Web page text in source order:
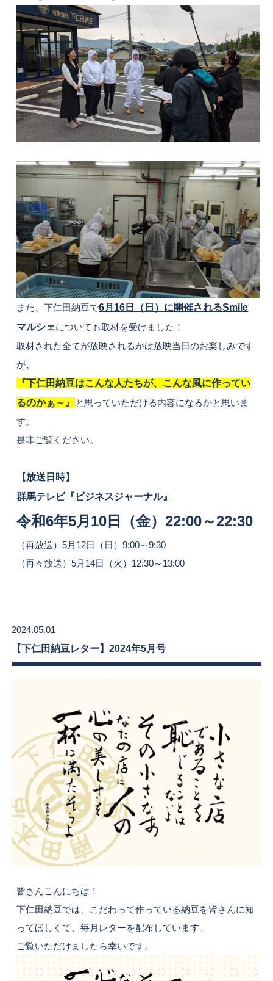
また、下仁田納豆で6月16日（日）に開催されるSmile
マルシェについても取材を受けました！
取材された全てが放映されるかは放映当日のお楽しみです
が、
『下仁田納豆はこんな人たちが、こんな風に作ってい
るのかぁ～』 と思っていただける内容になるかと思いま
す。
是非ご覧ください。
【放送日時】
群馬テレビ『ビジネスジャーナル』
令和6年5月10日（金）22:00～22:30
（再放送）5月12日（日）9:00～9:30
（再々放送）5月14日（火）12:30～13:00
2024.05.01
【下仁田納豆レター】2024年5月号
皆さんこんにちは！
下仁田納豆では、こだわって作っている納豆を皆さんに知
ってほしくて、毎月レターを配布しています。
ご覧いただけましたら幸いです。